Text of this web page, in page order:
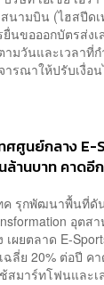
สนามบิน (ไฮสปี
นขอออกบัตรส่ง
ามวันและเวลา
ารณาให้ปรับเงื่อ
ศศูนย์กลาง
านบาท คาดอี
ค รุกพัฒนาพื้นที่ดั
อุต
เผยตลาด E-
ลี่ย 20% ต่อปี ค
สมาร์ทโฟนและ